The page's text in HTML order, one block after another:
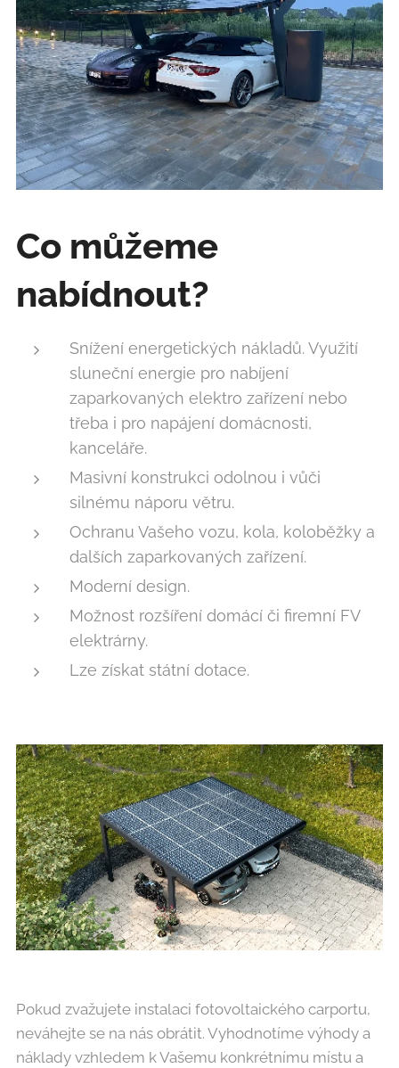
Co můžeme
nabídnout?
Snížení energetických nákladů. Využití
sluneční energie pro nabíjení
zaparkovaných elektro zařízení nebo
třeba i pro napájení domácnosti,
kanceláře.
Masivní konstrukci odolnou i vůči
silnému náporu větru.
Ochranu Vašeho vozu, kola, koloběžky a
dalších zaparkovaných zařízení.
Moderní design.
Možnost rozšíření domácí či firemní FV
elektrárny.
Lze získat státní dotace.
Pokud zvažujete instalaci fotovoltaického carportu,
neváhejte se na nás obrátit. Vyhodnotíme výhody a
náklady vzhledem k Vašemu konkrétnímu místu a